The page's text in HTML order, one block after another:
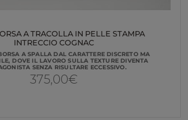
A TRACOLLA IN PELLE STAMPA
INTRECCIO COGNAC
A SPALLA DAL CARATTERE DISCRETO MA
DOVE IL LAVORO SULLA TEXTURE DIVENTA
SENZA RISULTARE ECCESSIVO.
375,00€